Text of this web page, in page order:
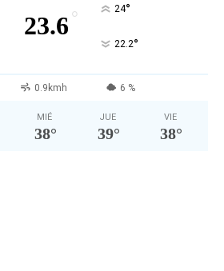
23.6 ° 24°
22.2°
0.9kmh 6 %
MIÉ
38°
JUE
39°
VIE
38°